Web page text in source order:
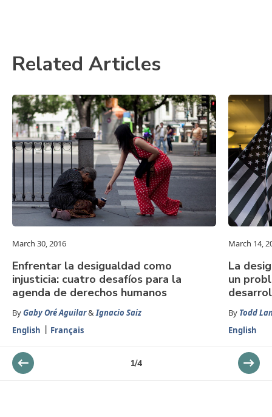
Related Articles
March 30, 2016
Enfrentar la desigualdad como
injusticia: cuatro desafíos para la
agenda de derechos humanos
ByGaby Oré Aguilar&Ignacio Saiz
English
Français
March 14,
La
un
By Todd
English
1/4